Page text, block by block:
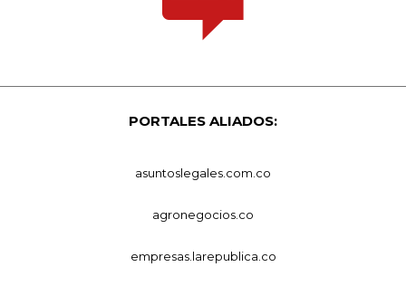
PORTALES ALIADOS:
asuntoslegales.com.co
agronegocios.co
empresas.larepublica.co